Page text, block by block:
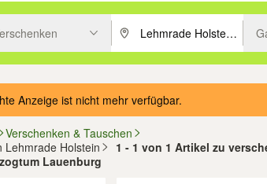
zu suchen, oder Vorschläge mit den Pfeiltasten
PLZ oder Ort eingeben.
Anzeige ist nicht mehr verfügbar.
Verschenken & Tauschen
Lehmrade Holstein
1 - 1 von 1 Artikel zu
Lauenburg